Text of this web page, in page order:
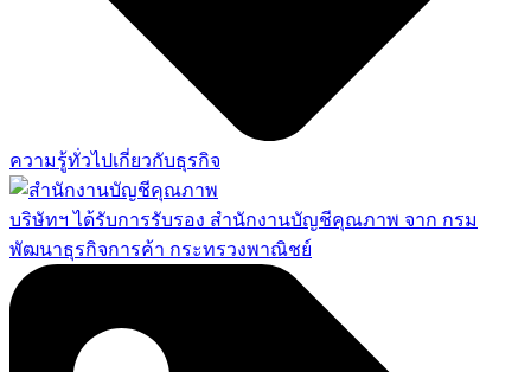
ความรู้ทั่วไปเกี่ยวกับธุรกิจ
บริษัทฯ ได้รับการรับรอง สำนักงานบัญชีคุณภาพ จาก กรม
พัฒนาธุรกิจการค้า กระทรวงพาณิชย์